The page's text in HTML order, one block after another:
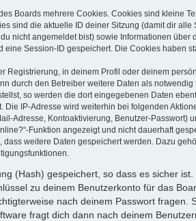
Boards mehrere Cookies. Cookies sind kleine
sind die aktuelle ID deiner Sitzung (damit dir
nicht angemeldet bist) sowie Informationen
Session-ID gespeichert. Die Cookies haben
Registrierung, in deinem Profil oder deinem
durch den Betreiber weitere Daten als
so werden die dort eingegebenen Daten
IP-Adresse wird weiterhin bei folgenden
Adresse, Kontoaktivierung, Benutzer-
Funktion angezeigt und nicht dauerhaft
weitere Daten gespeichert werden. Dazu
(Hash) gespeichert, so dass es sicher
zu deinem Benutzerkonto für das
nach deinem Passwort
fragt dich dann nach deinem